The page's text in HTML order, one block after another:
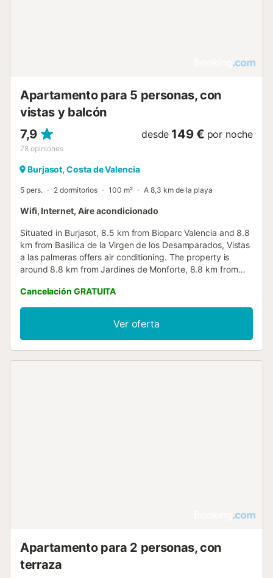
Apartamento para 5 personas, con
vistas y balcón
7,9
78 opiniones
desde 149 € por noche
Burjasot, Costa de Valencia
5 pers. 2 dormitorios 100 m² A 8,3 km de la playa
Wifi, Internet, Aire acondicionado
Situated in Burjasot, 8.5 km from Bioparc Valencia and 8.8
km from Basilica de la Virgen de los Desamparados, Vistas
a las palmeras offers air conditioning. The property is
around 8.8 km from Jardines de Monforte, 8.8 km from
Cancelación GRATUITA
Ver oferta
Apartamento para 2 personas, con
terraza